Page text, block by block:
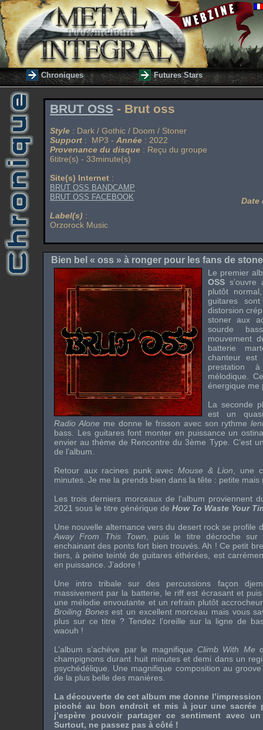
Chroniques Futures Stars
BRUT OSS - Brut oss
Style : Dark / Gothic / Doom / Stoner
Support : MP3 - Année : 2022
Provenance du disque : Reçu du groupe
6titre(s) - 33minute(s)
Site(s) Internet :
BRUT OSS BANDCAMP
BRUT OSS FACEBOOK
Label(s) :
Orzorock Music
Date
Bien bel « oss » à ronger pour les fans de
Le premier
OSS
plutôt
guitares
distorsion
stoner aux
sourde
mouvement
batterie
chanteur est
prestation
mélodique.
énergique me
La seconde
est un
Radio Alone me donne le frisson avec son rythme
bass. Les guitares font monter en puissance un
envier au thème de Rencontre du 3ème Type. C’est
de l’album.
Retour aux racines punk avecMouse & Lion , une
minutes. Je me la prends bien dans la tête : petite mais
Les trois derniers morceaux de l’album proviennent
2021 sous le titre générique de How To Waste Your
Une nouvelle alternance vers du desert rock se profile
Away From This Town , puis le titre décroche sur
enchainant des ponts fort bien trouvés. Ah ! Ce petit
tiers, à peine teinté de guitares éthérées, est
en puissance. J’adore !
Une intro tribale sur des percussions façon
massivement par la batterie, le riff est écrasant et
une mélodie envoutante et un refrain plutôt
Broiling Bonesest un excellent morceau mais vous
plus sur ce titre ? Tendez l’oreille sur la ligne de
waouh !
L’album s’achève par le magnifique Climb With Me
champignons durant huit minutes et demi dans un
psychédélique. Une magnifique composition au
de la plus belle des manières.
La découverte de cet album me donne
pioché au bon endroit et mis à jour une sacrée
j’espère pouvoir partager ce sentiment avec
Surtout, ne passez pas à côté !